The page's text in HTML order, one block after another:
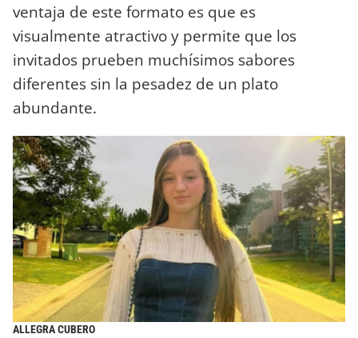
ventaja de este formato es que es
visualmente atractivo y permite que los
invitados prueben muchísimos sabores
diferentes sin la pesadez de un plato
abundante.
ALLEGRA CUBERO